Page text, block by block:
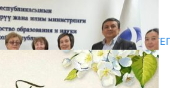
20.07.2026
Медиа
СУЗАКТА 750 ОРУНДУУ
ПАЙДАЛАНУУГА БЕРИЛЕТ
07.08.2025